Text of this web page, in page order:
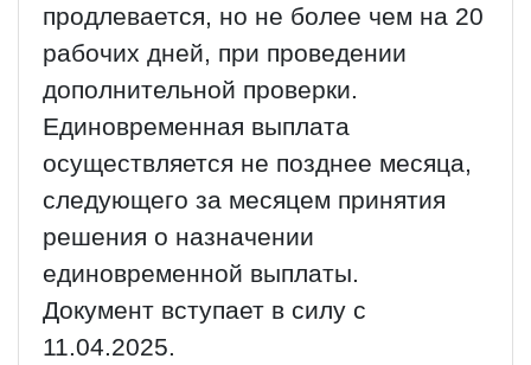
продлевается, но не более чем на 20
рабочих дней, при проведении
дополнительной проверки.
Единовременная выплата
осуществляется не позднее месяца,
следующего за месяцем принятия
решения о назначении
единовременной выплаты.
Документ вступает в силу с
11.04.2025.